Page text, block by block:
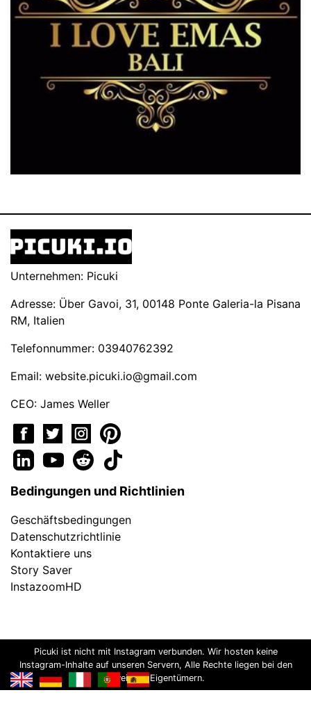
Unternehmen: Picuki
Adresse: Über Gavoi, 31, 00148 Ponte Galeria-la Pisana
RM, Italien
Telefonnummer: 03940762392
Email: website.picuki.io@gmail.com
CEO: James Weller
Bedingungen und Richtlinien
Geschäftsbedingungen
Datenschutzrichtlinie
Kontaktiere uns
Story Saver
InstazoomHD
Picuki ist nicht mit Instagram verbunden. Wir hosten keine
Instagram-Inhalte auf unseren Servern, Alle Rechte liegen bei den
jeweiligen Eigentümern.